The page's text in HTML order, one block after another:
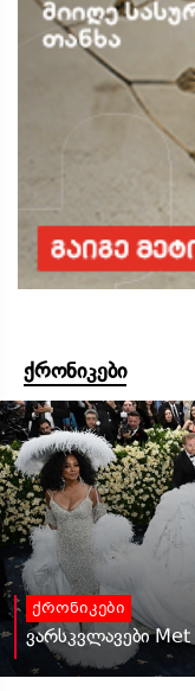
ქრონიკები
ქრონიკები
ვარსკვლავები